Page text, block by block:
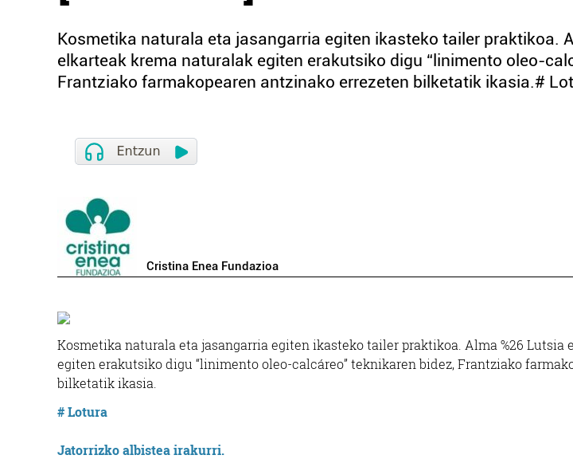
Kosmetika naturala eta jasangarria egiten ikasteko tailer praktikoa.
elkarteak krema naturalak egiten erakutsiko digu “linimento oleo-
Frantziako farmakopearen antzinako errezeten bilketatik ikasia.#
Cristina Enea Fundazioa
Kosmetika naturala eta jasangarria egiten ikasteko tailer praktikoa. Alma %26 Lutsia
egiten erakutsiko digu “linimento oleo-calcáreo” teknikaren bidez, Frantziako
bilketatik ikasia.
# Lotura
Jatorrizko albistea irakurri.